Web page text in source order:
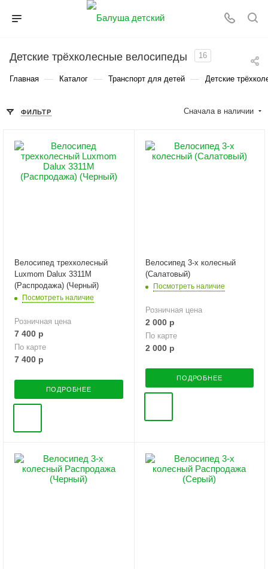
Детские трёхколесные велосипеды 16
Главная — Каталог — Транспорт для детей — Детские
ФИЛЬТР Сначала в наличии
Велосипед трехколесный
Luxmom Dalux 3311M
(Распродажа) (Черный)
Посмотреть наличие
Розничная цена
7 400 р
По карте
7 400 р
ПОДРОБНЕЕ
Велосипед 3-х колесный
(Салатовый)
Посмотреть наличие
Розничная цена
2 000р
По карте
2 000р
ПОДРОБНЕЕ